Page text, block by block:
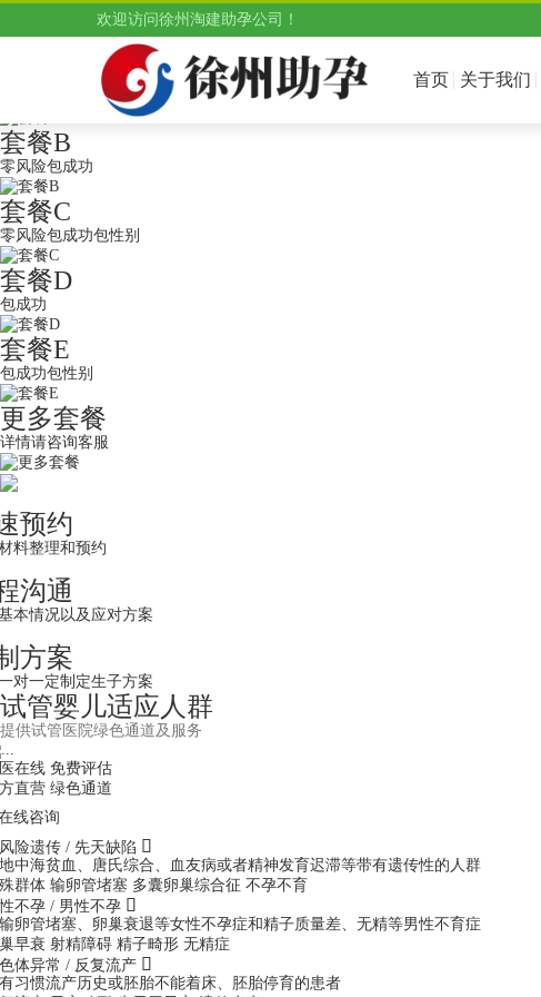
好孕试管助孕直营机构，提供三代试管供卵选性别服务
好孕助孕 送子热线: 18610939338 微信：18610939338
套餐B
零风险包成功
套餐C
零风险包成功包性别
套餐D
包成功
套餐E
包成功包性别
更多套餐
详情请咨询客服
预约
料整理和预约
沟通
本情况以及应对方案
方案
对一定制定生子方案
试管婴儿适应人群
提供试管医院绿色通道及服务
在线 免费评估
直营 绿色通道
线咨询
险遗传 / 先天缺陷 
中海贫血、唐氏综合、血友病或者精神发育迟滞等带有遗传性的人群
群体 输卵管堵塞 多囊卵巢综合征 不孕不育
不孕 / 男性不孕 
卵管堵塞、卵巢衰退等女性不孕症和精子质量差、无精等男性不育症
早衰 射精障碍 精子畸形 无精症
体异常 / 反复流产 
习惯流产历史或胚胎不能着床、胚胎停育的患者
欢迎访问徐州淘建助孕公司！
首页 关于我们